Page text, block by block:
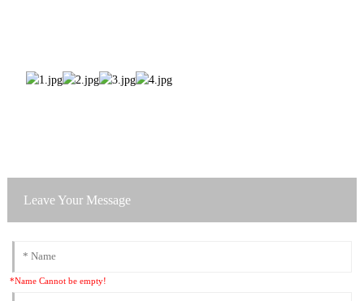
Leave Your Message
*Name Cannot be empty!